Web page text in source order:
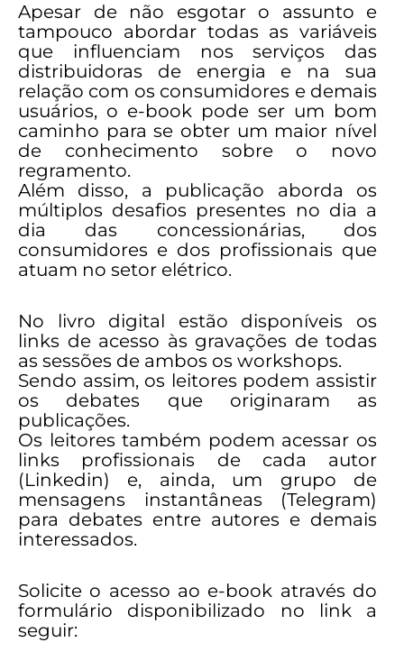
Apesar de não esgotar o assunto e
tampouco abordar todas as variáveis
que influenciam nos serviços das
distribuidoras de energia e na sua
relação com os consumidores e demais
usuários, o e-book pode ser um bom
caminho para se obter um maior nível
de conhecimento sobre o novo
regramento.
Além disso, a publicação aborda os
múltiplos desafios presentes no dia a
dia das concessionárias, dos
consumidores e dos profissionais que
atuam no setor elétrico.
No livro digital estão disponíveis os
links de acesso às gravações de todas
as sessões de ambos os workshops.
Sendo assim, os leitores podem assistir
os debates que originaram as
publicações.
Os leitores também podem acessar os
links profissionais de cada autor
(Linkedin) e, ainda, um grupo de
mensagens instantâneas (Telegram)
para debates entre autores e demais
interessados.
Solicite o acesso ao e-book através do
formulário disponibilizado no link a
seguir: